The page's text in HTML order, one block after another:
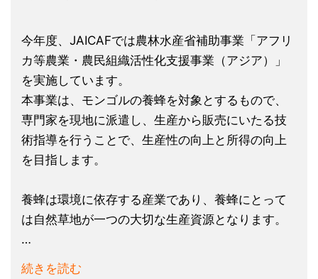
今年度、JAICAFでは農林水産省補助事業「アフリ
カ等農業・農民組織活性化支援事業（アジア）」
を実施しています。
本事業は、モンゴルの養蜂を対象とするもので、
専門家を現地に派遣し、生産から販売にいたる技
術指導を行うことで、生産性の向上と所得の向上
を目指します。
養蜂は環境に依存する産業であり、養蜂にとって
は自然草地が一つの大切な生産資源となります。
…
続きを読む